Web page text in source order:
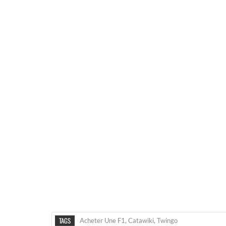
TAGS Acheter Une F1, Catawiki, Twingo